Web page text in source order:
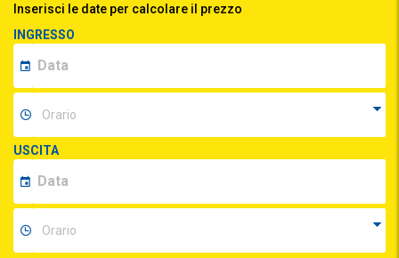
Inserisci le date per calcolare il prezzo
INGRESSO
USCITA